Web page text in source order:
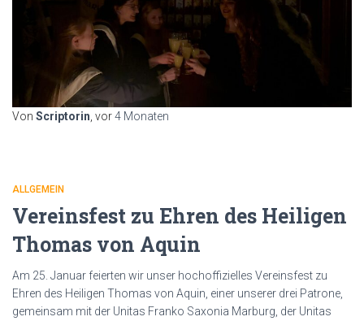
Von Scriptorin , vor4 Monaten
ALLGEMEIN
Vereinsfest zu Ehren des Heiligen
Thomas von Aquin
Am 25. Januar feierten wir unser hochoffizielles Vereinsfest zu
Ehren des Heiligen Thomas von Aquin, einer unserer drei Patrone,
gemeinsam mit der Unitas Franko Saxonia Marburg, der Unitas